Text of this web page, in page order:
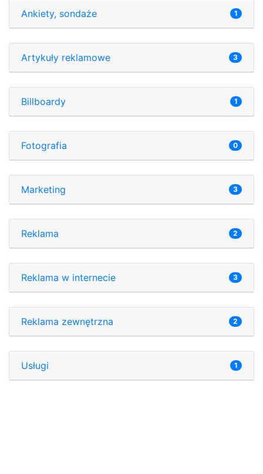
Ankiety, sondaże 1
Artykuły reklamowe 3
Billboardy 1
Fotografia 0
Marketing 3
Reklama 2
Reklama w internecie 3
Reklama zewnętrzna 2
Usługi 1